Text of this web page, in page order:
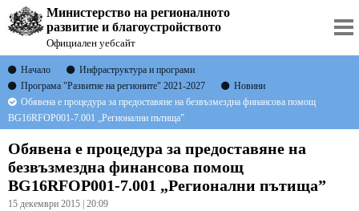
Министерство на регионалното
развитие и благоустройството
Официален уебсайт
Начало
Инфраструктура и програми
Програма "Развитие на регионите" 2021-2027
Новини
Обявена е процедура за предоставяне на безвъзмездна финансова помощ
BG16RFOP001-7.001 „Регионални пътища”
Обявена е процедура за предоставяне на
безвъзмездна финансова помощ
BG16RFOP001-7.001 „Регионални пътища”
15 декември 2015 | 20:09